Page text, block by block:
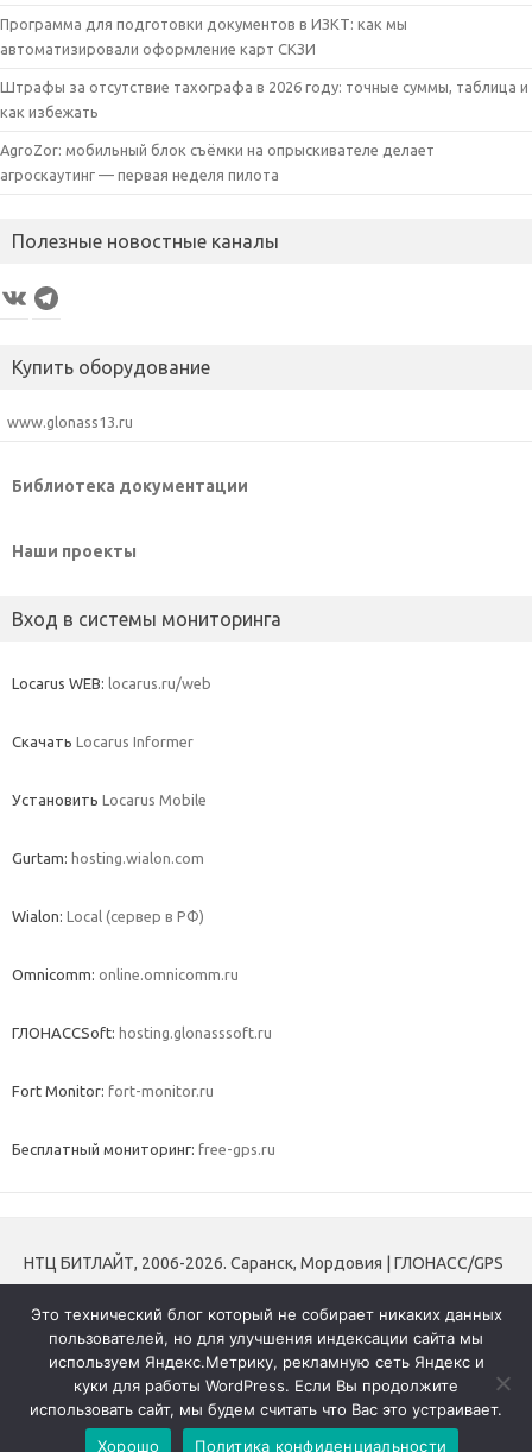
Программа для подготовки документов в ИЗКТ: как мы
автоматизировали оформление карт СКЗИ
Штрафы за отсутствие тахографа в 2026 году: точные суммы, таблица и
как избежать
AgroZor: мобильный блок съёмки на опрыскивателе делает
агроскаутинг — первая неделя пилота
Полезные новостные каналы
VK Telegram
Купить оборудование
www.glonass13.ru
Библиотека документации
Наши проекты
Вход в системы мониторинга
Locarus WEB: locarus.ru/web
Скачать Locarus Informer
Установить Locarus Mobile
Gurtam: hosting.wialon.com
Wialon: Local (сервер в РФ)
Omnicomm: online.omnicomm.ru
ГЛОНАССSoft: hosting.glonasssoft.ru
Fort Monitor: fort-monitor.ru
Бесплатный мониторинг: free-gps.ru
НТЦ БИТЛАЙТ, 2006-2026. Саранск, Мордовия | ГЛОНАСС/GPS
Тахографы и блоки СКЗИ
+7 (8342) 31-16-33
Политика конфиденциальности
Это технический блог который не собирает никаких данных
пользователей, но для улучшения индексации сайта мы
используем Яндекс.Метрику, рекламную сеть Яндекс и
куки для работы WordPress. Если Вы продолжите
использовать сайт, мы будем считать что Вас это устраивает.
Хорошо
Политика конфиденциальности